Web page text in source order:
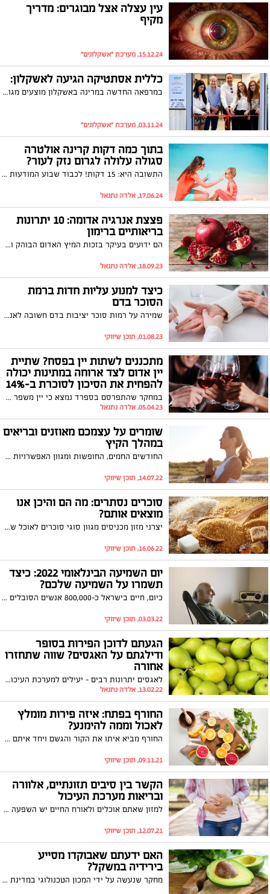
עין עצלה אצל מבוגרים: מדריך
מקיף
15.12.24, מערכת "אשקלונים"
כללית אסתטיקה הגיעה לאשקלון:
במרפאה החדשה במרינה באשקלון מוצעים מגוון רחב של ניתוחים פלסטיים וטיפולים אסתטיים ע"י רופאים מומחים לכירורגיה פלסטית.
03.11.24, מערכת "אשקלונים"
בתוך כמה דקות קרינה אולטרה
סגולה עלולה לגרום נזק לעור?
התשובה היא: 15 דקות! לכבוד שבוע המודעות לסרטן העור, הנה כמה דברים חשובים שכדאי לדבר עליהם
17.06.24, אלדה נתנאל
פצצת אנרגיה אדומה: 10 יתרונות
בריאותיים ברימון
הם ידועים בעיקר בזכות המיץ האדום הבוהק והטעם העסיסי של הפרי המגיע עם בוא החגים. מה שחשוב שתכירו זה את הפוטנציאל הבריאותי הטמון בו: וויטמינים, מינרלים, נוגדי חמצון, שיפור יכולות המוח, הקטנת הסיכון למחלות לב. ומה באשר לסוכרתיים? כל הסיבות להוסיף רימון לתזונה שלכם
18.09.23, אלדה נתנאל
כיצד למנוע עליות חדות ברמת
הסוכר בדם
שמירה על רמות סוכר יציבות בדם חשובה לאנרגיה, למצב הרוח, לתפקוד הקוגניטיבי ולרווחה הכללית. מה יכול לגרום לעליות קיצוניות, כיצד להתמודד איתן, ומתי צריך לגשת לטיפול רפואי?
01.08.23, תוכן שיווקי
מתכננים לשתות יין בפסח? שתיית
יין אדום לצד ארוחה במתינות יכולה
להפחית את הסיכון לסוכרת ב-14%
במחקר שהתפרסם בספרד נמצא כי יין משפר את תגובת הגוף לאינסולין, פרופ' חוליו ויינשטיין: "מחקר זה מצטרף למחקר שנעשה ביחידה לניהול הסוכרת בוולפסון בו נמצא כי שתיית משקאות אלכוהיילים במידה הברורה, של 3-4 כוסות בשבוע, עשויה למנוע את התפרצות המחלה"
05.04.23, אלדה נתנאל
שומרים על עצמכם מאוזנים ובריאים
במהלך הקיץ
החודשים החמים, החופשות ומגוון האפשרויות לבילויים מציגים שלל פיתויים בשעות הפנאי והערב.
14.07.22, תוכן שיווקי
סוכרים נסתרים: מה הם והיכן אנו
מוצאים אותם?
יצרני מזון מכניסים מגוון סוגי סוכרים לאוכל שלנו, דבר שהופך את מוצרי המזון למזיקים, ממכרים ולריווחים יותר לחברות המזון. חשוב לדעת מה מכיל המזון שאנחנו צורכים על בסיס יומי
16.06.22, תוכן שיווקי
יום השמיעה הבינלאומי 2022: כיצד
תשמרו על השמיעה שלכם?
כיום, חיים בישראל כ-800,000 אנשים הסובלים מאובדן שמיעה. כמו כן, למעלה מ-1.5 מיליארד אנשים ברחבי העולם, חיים עם אובדן שמיעה ועד שנת 2050 המספר צפוי לעלות ליותר מ-2.5 מיליארד (1 מכל 4 אנשים) בעולם, על פי ארגון הבריאות העולמי (WHO). בנוסף לכך, 50% מהאנשים בגילאי 12-35 נמצאים בסיכון לפגיעה בשמיעה לצמיתות. אחד הגורמים המרכזיים נוגע ל-40% מהצעירים במדינות בעלות הכנסה גבוהה ובינונית, הוא חשיפה לרעש מזיק בעוצמות גבוהות, במקומות בילוי למשל ה. רוב האנשים לא מודעים לסכנות הכרוכות בהאזנה קבועה למוזיקה בעוצמה גבוהה או לרעש מזיק לאורך זמן, בעיקר בחברה מודרנית בה מאזינים למוזיקה באוזניות, סמארטפונים וכדומה.
03.03.22, תוכן שיווקי
הגעתם לדוכן הפירות בסופר
ודילגתם על האגסים? שווה שתחזרו
אחורה
לאגסים יתרונות רבים – יעילים למערכת העיכול ומסייעים במניעת סוכרת מסוג 2 ועוד. עינת מזור בקר, דיאטנית קלינית במרכז DMC לטיפול בסוכרת עם 5 יתרונות בריאים שכדאי לכם להכיר על הפרי הטעים
13.02.22, אלדה נתנאל
החורף בפתח: איזה פירות מומלץ
לאכול וממה להימנע?
החורף מביא איתו את הקור והגשם ויחד איתם גם שינויים במצב הרוח, מחלות חורף וצינון, מחסור בוויטמין D ולעיתים גם עליה במשקל. הנה כמה דברים שאולי לא ידעתם על פירות החורף הטעימים, כולל בונוס מפתיע בסוף הכתבה
09.11.21, תוכן שיווקי
הקשר בין סיבים תזונתיים, אלוורה
ובריאות מערכת העיכול
למזון שאתם אוכלים ולאורח החיים יש השפעה עצומה על בריאות מערכת העיכול. פעילות גופנית קבועה, שמירה על מאזן נוזלים תקין ותזונה המכילה שפע של מזון צמחי חיוניים לשמירה על בריאות מערכת העיכול. שני מרכיבים צמחיים – סיבים תזונתיים ואלוורה מסייעים לתמיכה בבריאות מערכת העיכול.
12.07.21, תוכן שיווקי
האם ידעתם שאבוקדו מסייע
בירידיה במשקל?
מחקר שנעשה על ידי המכון הטכנולוגי במדינת אילינוי בארצות הברית מצא כי לפרי האבוקדו השפעה חיובית על תחושת הרעב בקרב בני אדם, וכי צריכה של הפרי יכולה לסייע מאוד בהורדה במשקל